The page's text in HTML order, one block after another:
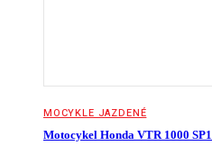
MOCYKLE JAZDENÉ
Motocykel Honda VTR 1000 SP1